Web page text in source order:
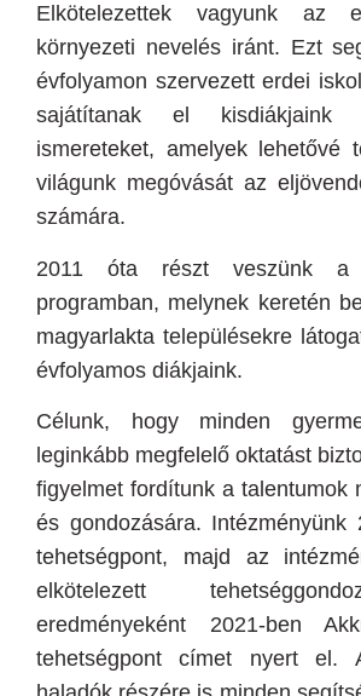
Elkötelezettek vagyunk az
környezeti nevelés iránt. Ezt
évfolyamon szervezett erdei
sajátítanak el kisdiákjaink
ismereteket, amelyek lehetővé
világunk megóvását az
számára.
2011 óta részt veszünk a
programban, melynek keretén
magyarlakta településekre
évfolyamos diákjaink.
Célunk, hogy minden
leginkább megfelelő oktatást
figyelmet fordítunk a talentumok
és gondozására. Intézményünk
tehetségpont, majd az
elkötelezett
eredményeként 2021-ben
tehetségpont címet nyert el.